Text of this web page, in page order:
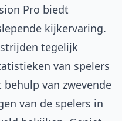
Pro biedt
kijkervaring.
tegelijk
van spelers
van zwevende
van de spelers in